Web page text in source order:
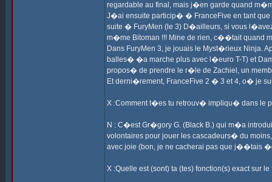
regardable au final, mais j�en garde quand
J�ai ensuite particip� � FranceFive en tant
suite � FuryMen (le 3) D�ailleurs, si vous
m�me Bitoman !!! Mine de rien, c��tait quand
Dans FuryMen 3, je jouais le Myst�rieux Ninja.
balles� �a marche plus avec l�euro T-T) et
propos� de prendre le r�le de Zachiel, un
Et derni�rement, FranceFive 2 � 3 et 4, o� je
X :Comment t�es tu retrouv� impliqu� dans le
N : C�est Gr�gory G. (Black B.) qui m�a
volontaires pour jouer les cascadeurs� du
avec joie (bon, je ne cacherai pas que j��tais
X :Quelle est (sont) ta (tes) fonction(s) exact sur le